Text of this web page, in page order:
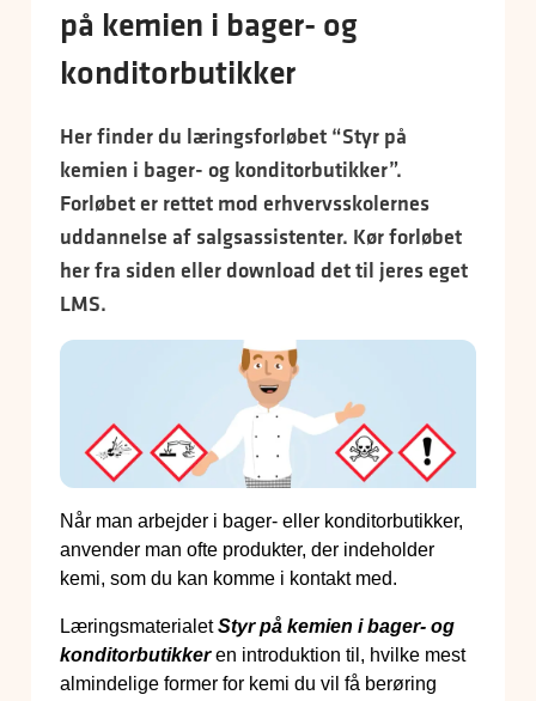
på kemien i bager- og
konditorbutikker
Her finder du læringsforløbet “Styr på
kemien i bager- og konditorbutikker”.
Forløbet er rettet mod erhvervsskolernes
uddannelse af salgsassistenter. Kør forløbet
her fra siden eller download det til jeres eget
LMS.
Når man arbejder i bager- eller konditorbutikker,
anvender man ofte produkter, der indeholder
kemi, som du kan komme i kontakt med.
LæringsmaterialetStyr på kemien i bager- og
konditorbutikkeren introduktion til, hvilke mest
almindelige former for kemi du vil få berøring